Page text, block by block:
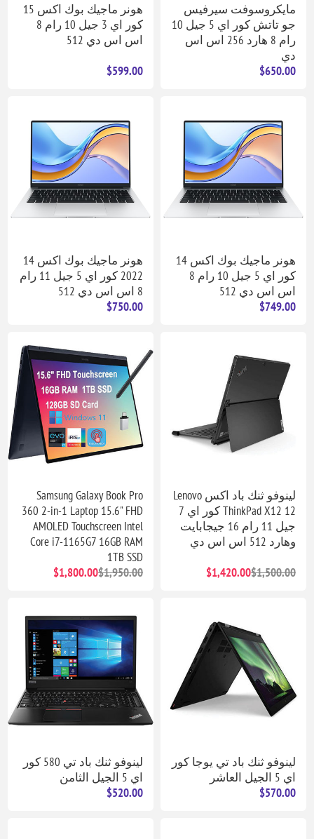
مايكروسوفت سيرفيس
جو تاتش كور اي 5 جيل 10
رام 8 هارد 256 اس اس
دي
$650.00
هونر ماجيك بوك اكس 15
كور اي 3 جيل 10 رام 8
اس اس دي 512
$599.00
هونر ماجيك بوك اكس 14
كور اي 5 جيل 10 رام 8
اس اس دي 512
$749.00
هونر ماجيك بوك اكس 14
2022 كور اي 5 جيل 11 رام
8 اس اس دي 512
$750.00
لينوفو ثنك باد اكس Lenovo
ThinkPad X12 12 كور اي 7
جيل 11 رام 16 جيجابايت
وهارد 512 اس اس دي
$1,500.00
$1,420.00
Samsung Galaxy Book Pro
360 2-in-1 Laptop 15.6" FHD
AMOLED Touchscreen Intel
Core i7-1165G7 16GB RAM
1TB SSD
$1,950.00
$1,800.00
لينوفو ثنك باد تي يوجا كور
اي 5 الجيل العاشر
$570.00
لينوفو ثنك باد تي 580 كور
اي 5 الجيل الثامن
$520.00